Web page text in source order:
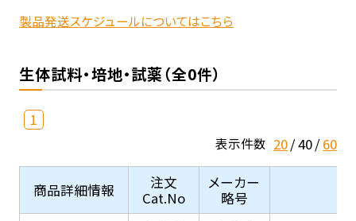
製品発送スケジュールについてはこちら
生体試料・培地・試薬（全0件）
1
表示件数 20 40 60
商品詳細情報
注文
Cat.No
メーカー
略号